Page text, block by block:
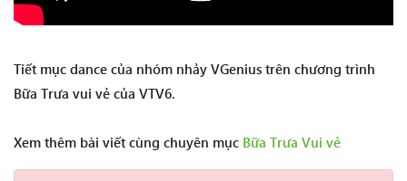
Tiết mục dance của nhóm nhảy VGenius trên chương trình
Bữa Trưa vui vẻ của VTV6.
Xem thêm bài viết cùng chuyên mục Bữa Trưa Vui vẻ